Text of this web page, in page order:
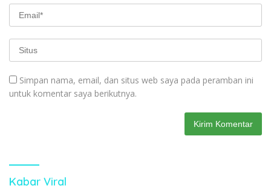
Simpan nama, email, dan situs web saya pada peramban ini
untuk komentar saya berikutnya.
Kabar Viral